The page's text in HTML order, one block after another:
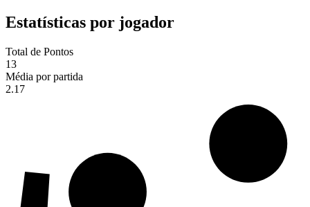
Estatísticas por jogador
Total de Pontos
13
Média por partida
2.17